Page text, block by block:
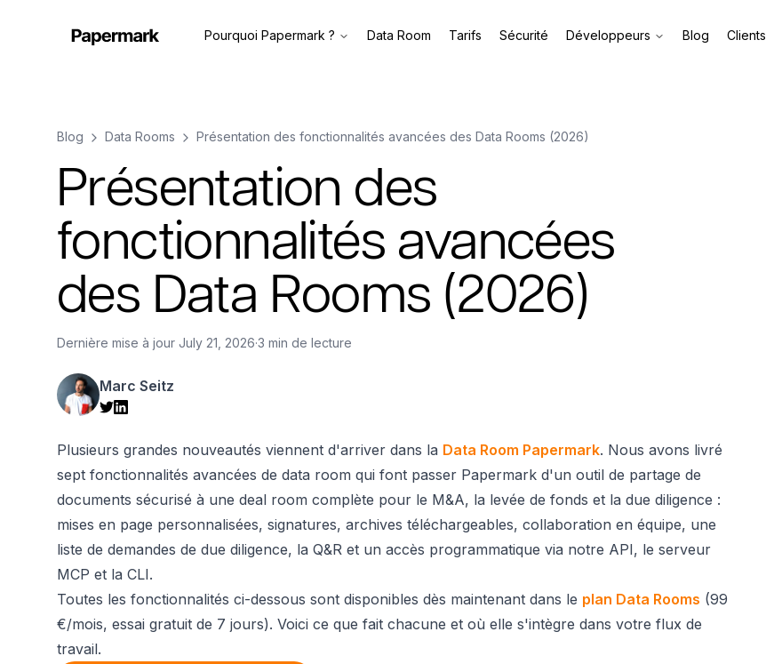
Pourquoi Papermark ? Data Room Tarifs Sécurité Développeurs Blog Clients
Blog Data Rooms Présentation des fonctionnalités avancées des Data Rooms (2026)
Présentation des
fonctionnalités avancées
des Data Rooms (2026)
Dernière mise à jour July 21, 2026·3 min de lecture
Marc Seitz
Plusieurs grandes nouveautés viennent d'arriver dans la Data Room Papermark. Nous avons livré
sept fonctionnalités avancées de data room qui font passer Papermark d'un outil de partage de
documents sécurisé à une deal room complète pour le M&A, la levée de fonds et la due diligence :
mises en page personnalisées, signatures, archives téléchargeables, collaboration en équipe, une
liste de demandes de due diligence, la Q&R et un accès programmatique via notre API, le serveur
MCP et la CLI.
Toutes les fonctionnalités ci-dessous sont disponibles dès maintenant dans le plan Data Rooms (99
€/mois, essai gratuit de 7 jours). Voici ce que fait chacune et où elle s'intègre dans votre flux de
travail.